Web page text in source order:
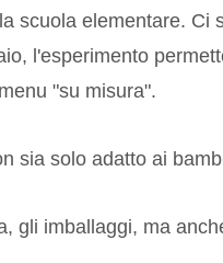
scuola elementare. Ci
l'esperimento
"su misura".
sia solo adatto ai
gli imballaggi, ma